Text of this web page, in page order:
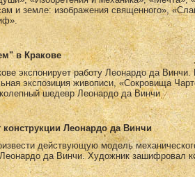
и земле: изображения священного»,
в Кракове
экспонирует работу Леонардо да
экспозиция живописи, «Сокровища
шедевр Леонардо да Винчи
конструкции Леонардо да Винчи
действующую модель
да Винчи. Художник зашифровал